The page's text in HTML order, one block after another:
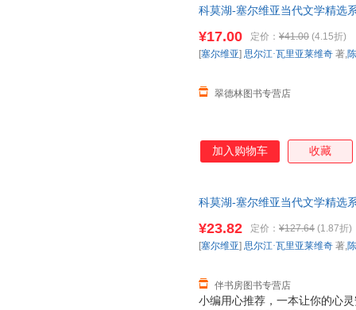
科莫湖-塞尔维亚当代文学精选
选购！
¥17.00 定价： ¥41.00 (4.15折)
翠德林图书专营店
[塞尔维亚] 思尔江·瓦里亚莱维奇 著,
加入购物车 收藏
科莫湖-塞尔维亚当代文学精选
小编用心推荐，一本让你的心
¥23.82 定价： ¥127.64 (1.87折)
伴书房图书专营店
[塞尔维亚] 思尔江·瓦里亚莱维奇 著,